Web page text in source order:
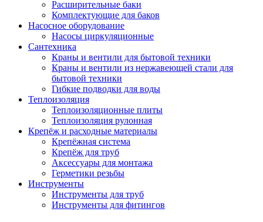
Расширительные баки
Комплектующие для баков
Насосное оборудование
Насосы циркуляционные
Сантехника
Краны и вентили для бытовой техники
Краны и вентили из нержавеющей стали для
бытовой техники
Гибкие подводки для воды
Теплоизоляция
Теплоизоляционные плиты
Теплоизоляция рулонная
Крепёж и расходные материалы
Крепёжная система
Крепёж для труб
Аксессуары для монтажа
Герметики резьбы
Инструменты
Инструменты для труб
Инструменты для фитингов